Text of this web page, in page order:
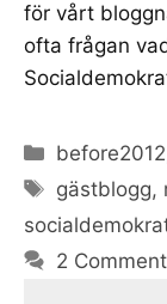
för vårt
ofta frågan
Categories
before2012
Tags
gästblogg,
2